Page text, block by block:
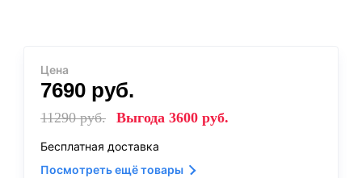
Цена
7690 руб.
11290руб. Выгода 3600 руб.
Бесплатная доставка
Посмотреть ещё товары